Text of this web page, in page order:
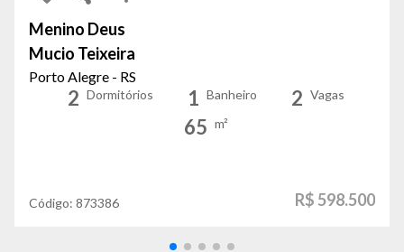
Menino Deus
Mucio Teixeira
Porto Alegre - RS
2 Dormitórios 1 Banheiro 2 Vagas
65 m²
Código: 873386 R$ 598.500